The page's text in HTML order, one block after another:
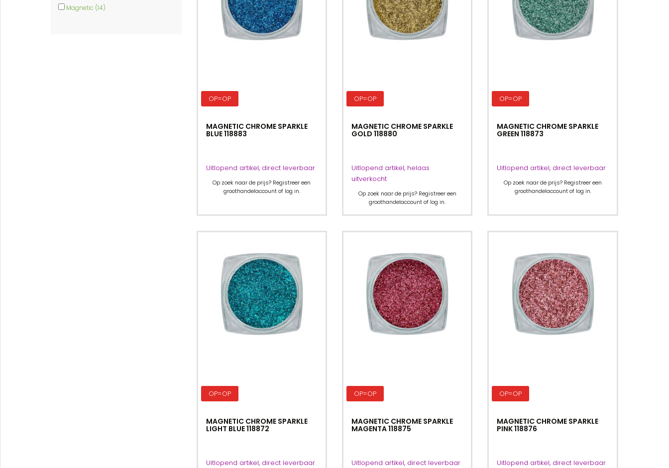
Magnetic (14)
OP=OP
MAGNETIC CHROME SPARKLE
BLUE 118883
Uitlopend artikel, direct leverbaar
Op zoek naar de prijs? Registreer een
groothandelaccount of log in.
OP=OP
MAGNETIC CHROME SPARKLE
GOLD 118880
Uitlopend artikel, helaas
uitverkocht
Op zoek naar de prijs? Registreer een
groothandelaccount of log in.
OP=OP
MAGNETIC CHROME SPARKLE
GREEN 118873
Uitlopend artikel, direct leverbaar
Op zoek naar de prijs? Registreer een
groothandelaccount of log in.
OP=OP
MAGNETIC CHROME SPARKLE
LIGHT BLUE 118872
Uitlopend artikel, direct leverbaar
OP=OP
MAGNETIC CHROME SPARKLE
MAGENTA 118875
Uitlopend artikel, direct leverbaar
OP=OP
MAGNETIC CHROME SPARKLE
PINK 118876
Uitlopend artikel, direct leverbaar